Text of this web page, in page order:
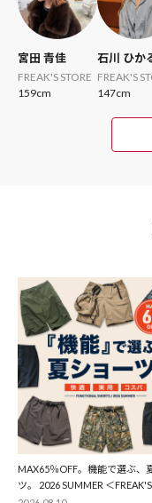
宮田 青佳
FREAK'S STORE
159cm
石川 ひか
FREAK'S
147cm
MAX65％OFF。機能で選ぶ、
ツ。 2026 SUMMER ＜